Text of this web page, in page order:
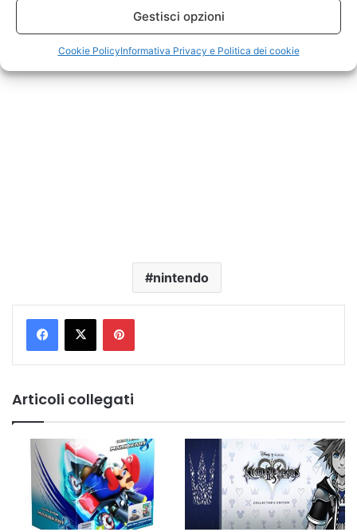
Gestisci opzioni
Cookie PolicyInformativa Privacy e Politica dei cookie
nintendo
Pinterest
Articoli collegati